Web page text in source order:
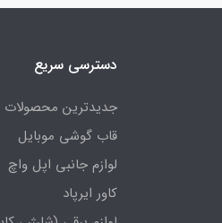
دسترسی سریع
جدیدترین محصولات
قاب گوشی موبایل
لوازم جانبی اپل واچ
کاور ایرپاد